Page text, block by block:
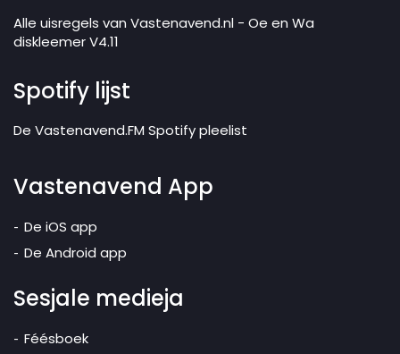
Alle uisregels van Vastenavend.nl - Oe en Wa
diskleemer V4.11
Spotify lijst
De Vastenavend.FM Spotify pleelist
Vastenavend App
De iOS app
De Android app
Sesjale medieja
Féésboek